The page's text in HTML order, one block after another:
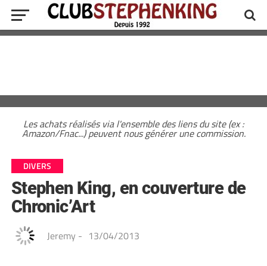
Les achats réalisés via l'ensemble des liens du site (ex :
Amazon/Fnac...) peuvent nous générer une commission.
DIVERS
Stephen King, en couverture de
Chronic’Art
Jeremy - 13/04/2013